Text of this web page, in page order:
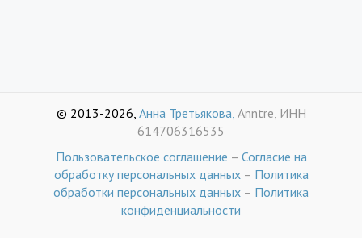
© 2013-2026, Анна Третьякова, Anntre, ИНН
614706316535
Пользовательское соглашение – Согласие на
обработку персональных данных– Политика
обработки персональных данных – Политика
конфиденциальности